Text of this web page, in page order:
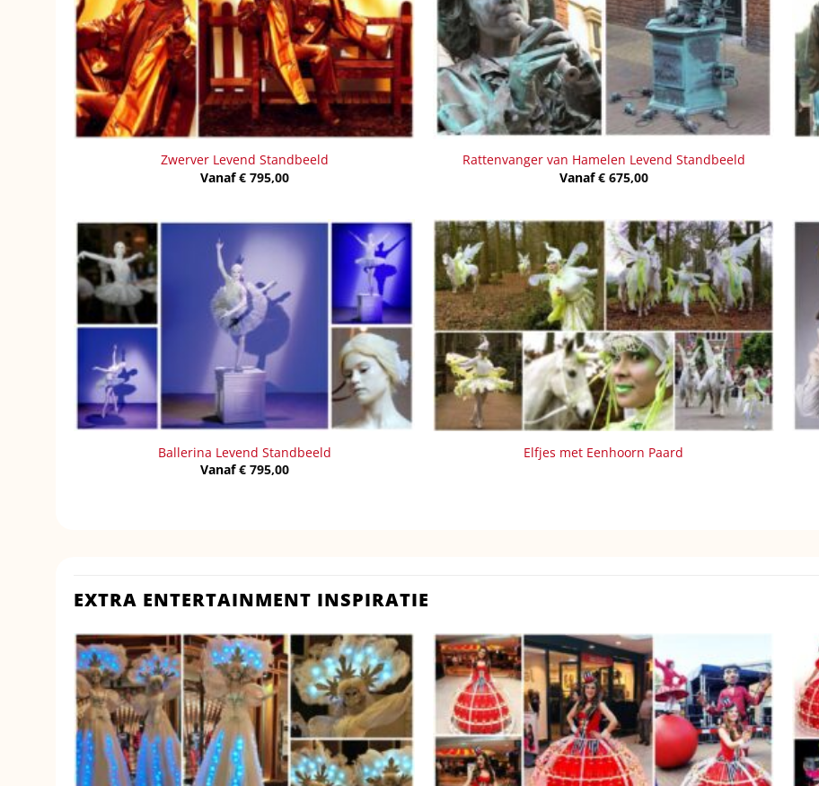
Zwerver Levend Standbeeld
Vanaf€795,00
Rattenvanger van Hamelen Levend Standbeeld
Vanaf€675,00
Ballerina Levend Standbeeld
Vanaf€795,00
Elfjes met Eenhoorn Paard
EXTRA ENTERTAINMENT INSPIRATIE